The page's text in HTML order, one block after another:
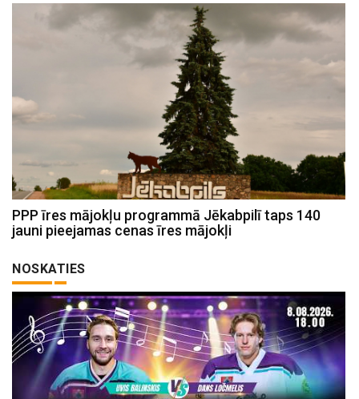
PPP īres mājokļu programmā Jēkabpilī taps 140
jauni pieejamas cenas īres mājokļi
NOSKATIES